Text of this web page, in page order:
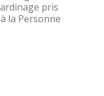
pris
la Personne